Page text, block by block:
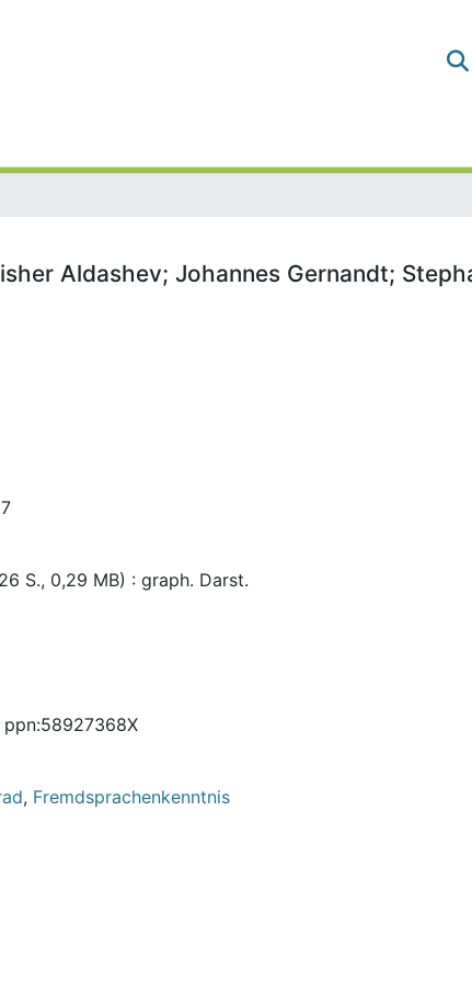
Aldashev; Johannes Gernandt;
S., 0,29 MB) : graph. Darst.
ppn:58927368X
, Fremdsprachenkenntnis